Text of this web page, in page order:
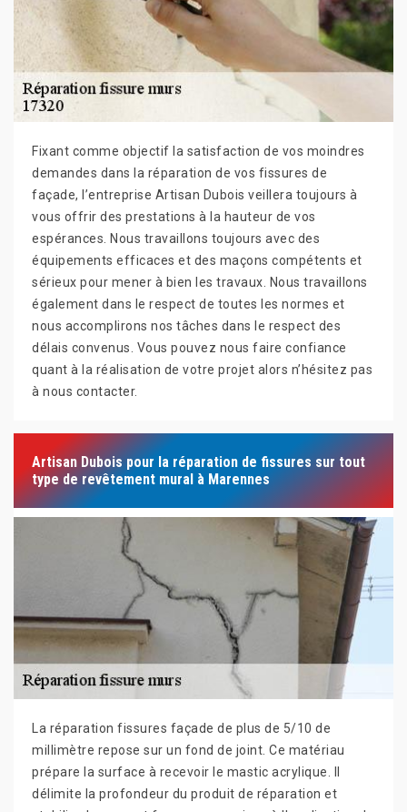
Fixant comme objectif la satisfaction de vos moindres
demandes dans la réparation de vos fissures de
façade, l’entreprise Artisan Dubois veillera toujours à
vous offrir des prestations à la hauteur de vos
espérances. Nous travaillons toujours avec des
équipements efficaces et des maçons compétents et
sérieux pour mener à bien les travaux. Nous travaillons
également dans le respect de toutes les normes et
nous accomplirons nos tâches dans le respect des
délais convenus. Vous pouvez nous faire confiance
quant à la réalisation de votre projet alors n’hésitez pas
à nous contacter.
Artisan Dubois pour la réparation de fissures sur tout
type de revêtement mural à Marennes
La réparation fissures façade de plus de 5/10 de
millimètre repose sur un fond de joint. Ce matériau
prépare la surface à recevoir le mastic acrylique. Il
délimite la profondeur du produit de réparation et